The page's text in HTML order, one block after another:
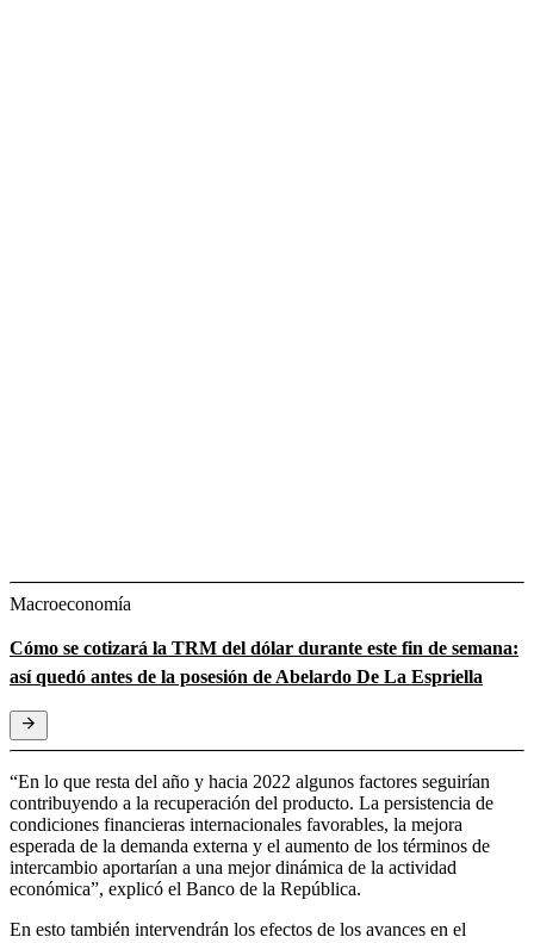
Macroeconomía
Cómo se cotizará la TRM del dólar durante este fin de semana:
así quedó antes de la posesión de Abelardo De La Espriella
“En lo que resta del año y hacia 2022 algunos factores seguirían
contribuyendo a la recuperación del producto. La persistencia de
condiciones financieras internacionales favorables, la mejora
esperada de la demanda externa y el aumento de los términos de
intercambio aportarían a una mejor dinámica de la actividad
económica”, explicó el Banco de la República.
En esto también intervendrán los efectos de los avances en el